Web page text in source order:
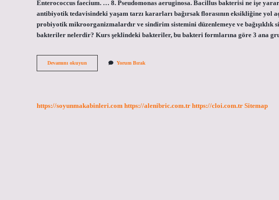
Enterococcus faecium. … 8. Pseudomonas aeruginosa. Bacillus bakterisi ne işe
antibiyotik tedavisindeki yaşam tarzı kararları bağırsak florasının eksikliğine yol
probiyotik mikroorganizmalardır ve sindirim sistemini düzenlemeye ve bağışıklık
bakteriler nelerdir? Kurs şeklindeki bakteriler, bu bakteri formlarına göre 3 ana
Devamını okuyun
Bakteriler
Yorum Bırak
https://soyunmakabinleri.com https://alenibric.com.tr https://cloi.com.tr Sitemap